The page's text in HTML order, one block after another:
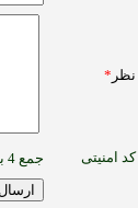
نظر *
کد امنیتی جمع 4 با 4